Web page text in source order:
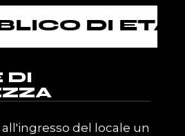
DI ETÀ
DI
del locale un